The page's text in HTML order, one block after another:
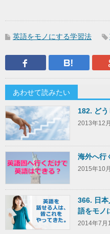
英語をモノにする学習法
Facebook
あわせて読みたい
182. どう
2013年12
海外へ行
2015年10
366. 日本
語をモノ
2014年7月